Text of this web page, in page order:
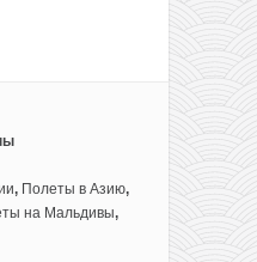
, Полеты в Азию,
на Мальдивы,